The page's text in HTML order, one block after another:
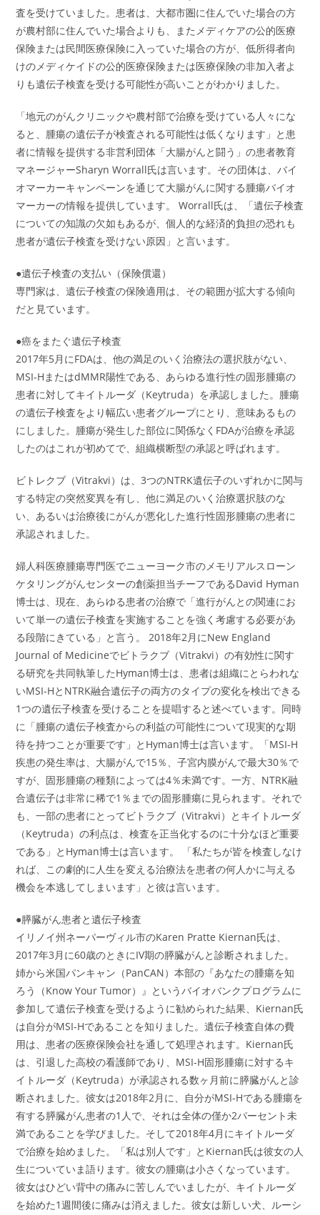
査を受けていました。患者は、大都市圏に住んでいた場合の方
が農村部に住んでいた場合よりも、またメディケアの公的医療
保険または民間医療保険に入っていた場合の方が、低所得者向
けのメディケイドの公的医療保険または医療保険の非加入者よ
りも遺伝子検査を受ける可能性が高いことがわかりました。
「地元のがんクリニックや農村部で治療を受けている人々にな
ると、腫瘍の遺伝子が検査される可能性は低くなります」と患
者に情報を提供する非営利団体「大腸がんと闘う」の患者教育
マネージャーSharyn Worrall氏は言います。その団体は、バイ
オマーカーキャンペーンを通じて大腸がんに関する腫瘍バイオ
マーカーの情報を提供しています。 Worrall氏は、「遺伝子検査
についての知識の欠如もあるが、個人的な経済的負担の恐れも
患者が遺伝子検査を受けない原因」と言います。
●遺伝子検査の支払い（保険償還）
専門家は、遺伝子検査の保険適用は、その範囲が拡大する傾向
だと見ています。
●癌をまたぐ遺伝子検査
2017年5月にFDAは、他の満足のいく治療法の選択肢がない、
MSI-HまたはdMMR陽性である、あらゆる進行性の固形腫瘍の
患者に対してキイトルーダ（Keytruda）を承認しました。腫瘍
の遺伝子検査をより幅広い患者グループにとり、意味あるもの
にしました。腫瘍が発生した部位に関係なくFDAが治療を承認
したのはこれが初めてで、組織横断型の承認と呼ばれます。
ビトレクブ（Vitrakvi）は、3つのNTRK遺伝子のいずれかに関与
する特定の突然変異を有し、他に満足のいく治療選択肢のな
い、あるいは治療後にがんが悪化した進行性固形腫瘍の患者に
承認されました。
婦人科医療腫瘍専門医でニューヨーク市のメモリアルスローン
ケタリングがんセンターの創薬担当チーフであるDavid Hyman
博士は、現在、あらゆる患者の治療で「進行がんとの関連にお
いて単一の遺伝子検査を実施することを強く考慮する必要があ
る段階にきている」と言う。 2018年2月にNew England
Journal of Medicineでビトラクブ（Vitrakvi）の有効性に関す
る研究を共同執筆したHyman博士は、患者は組織にとらわれな
いMSI-HとNTRK融合遺伝子の両方のタイプの変化を検出できる
1つの遺伝子検査を受けることを提唱すると述べています。同時
に「腫瘍の遺伝子検査からの利益の可能性について現実的な期
待を持つことが重要です」とHyman博士は言います。「MSI-H
疾患の発生率は、大腸がんで15％、子宮内膜がんで最大30％で
すが、固形腫瘍の種類によっては4％未満です。一方、NTRK融
合遺伝子は非常に稀で1％までの固形腫瘍に見られます。それで
も、一部の患者にとってビトラクブ（Vitrakvi）とキイトルーダ
（Keytruda）の利点は、検査を正当化するのに十分なほど重要
である」とHyman博士は言います。 「私たちが皆を検査しなけ
れば、この劇的に人生を変える治療法を患者の何人かに与える
機会を本逃してしまいます」と彼は言います。
●膵臓がん患者と遺伝子検査
イリノイ州ネーパーヴィル市のKaren Pratte Kiernan氏は、
2017年3月に60歳のときにIV期の膵臓がんと診断されました。
姉から米国パンキャン（PanCAN）本部の『あなたの腫瘍を知
ろう（Know Your Tumor）』というバイオバンクプログラムに
参加して遺伝子検査を受けるように勧められた結果、Kiernan氏
は自分がMSI-Hであることを知りました。遺伝子検査自体の費
用は、患者の医療保険会社を通して処理されます。Kiernan氏
は、引退した高校の看護師であり、MSI-H固形腫瘍に対するキ
イトルーダ（Keytruda）が承認される数ヶ月前に膵臓がんと診
断されました。彼女は2018年2月に、自分がMSI-Hである腫瘍を
有する膵臓がん患者の1人で、それは全体の僅か2パーセント未
満であることを学びました。そして2018年4月にキイトルーダ
で治療を始めました。「私は別人です」とKiernan氏は彼女の人
生についていま語ります。彼女の腫瘍は小さくなっています。
彼女はひどい背中の痛みに苦しんでいましたが、キイトルーダ
を始めた1週間後に痛みは消えました。彼女は新しい犬、ルーシ